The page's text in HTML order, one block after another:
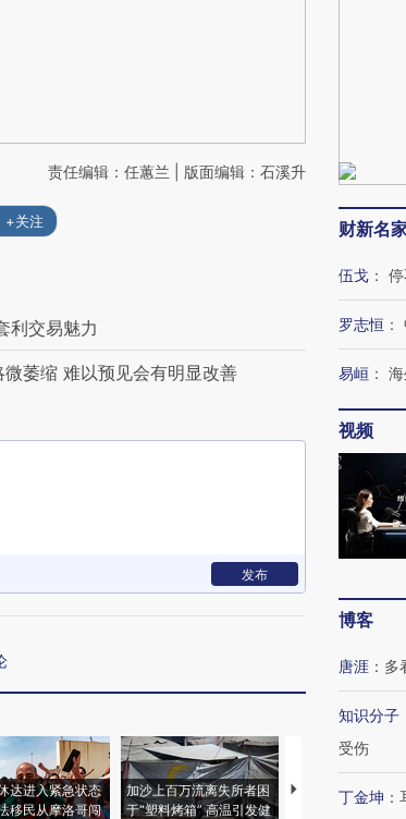
责任编辑：任蕙兰 | 版面编辑：石溪升
+关注
利交易魅力
萎缩 难以预见会有明显改善
发布
达进入紧急状态
移民从摩洛哥闯
加沙上百万流离失所者困
于“塑料烤箱” 高温引发健
视线｜HYROX的
术：是什么让中产
财新名
伍戈 ：
罗志恒 ：
易峘 ：
视频
博客
唐涯 ： 多
知识分子
受伤
丁金坤 ：